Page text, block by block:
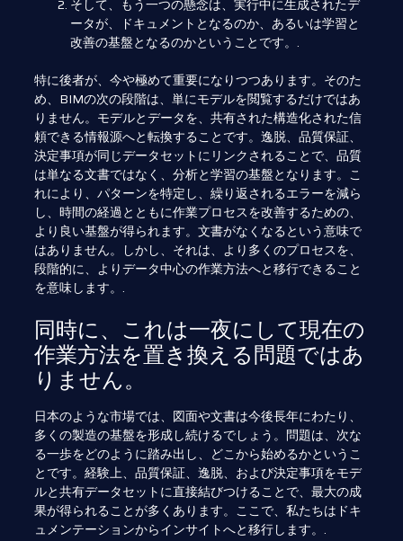
そして、もう一つの懸念は、実行中に生成されたデ
ータが、ドキュメントとなるのか、あるいは学習と
改善の基盤となるのかということです。.
特に後者が、今や極めて重要になりつつあります。そのた
め、BIMの次の段階は、単にモデルを閲覧するだけではあ
りません。モデルとデータを、共有された構造化された信
頼できる情報源へと転換することです。逸脱、品質保証、
決定事項が同じデータセットにリンクされることで、品質
は単なる文書ではなく、分析と学習の基盤となります。こ
れにより、パターンを特定し、繰り返されるエラーを減ら
し、時間の経過とともに作業プロセスを改善するための、
より良い基盤が得られます。文書がなくなるという意味で
はありません。しかし、それは、より多くのプロセスを、
段階的に、よりデータ中心の作業方法へと移行できること
を意味します。.
同時に、これは一夜にして現在の
作業方法を置き換える問題ではあ
りません。
日本のような市場では、図面や文書は今後長年にわたり、
多くの製造の基盤を形成し続けるでしょう。問題は、次な
る一歩をどのように踏み出し、どこから始めるかというこ
とです。経験上、品質保証、逸脱、および決定事項をモデ
ルと共有データセットに直接結びつけることで、最大の成
果が得られることが多くあります。ここで、私たちはドキ
ュメンテーションからインサイトへと移行します。.